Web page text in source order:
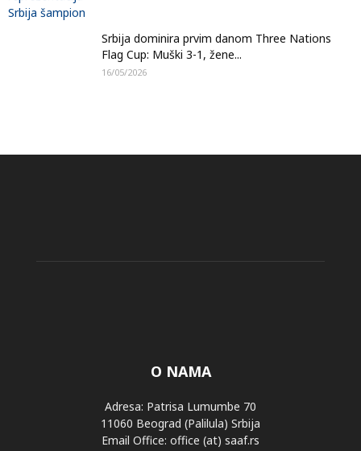
Srbija dominira prvim danom Three Nations
Flag Cup: Muški 3-1, žene...
16/05/2026
O NAMA
Adresa: Patrisa Lumumbe 70
11060 Beograd (Palilula) Srbija
Email Office: office (at) saaf.rs